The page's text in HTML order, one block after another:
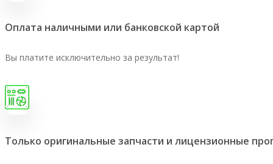
Оплата наличными или банковской картой
Вы платите исключительно за результат!
Только оригинальные запчасти и лицензионные